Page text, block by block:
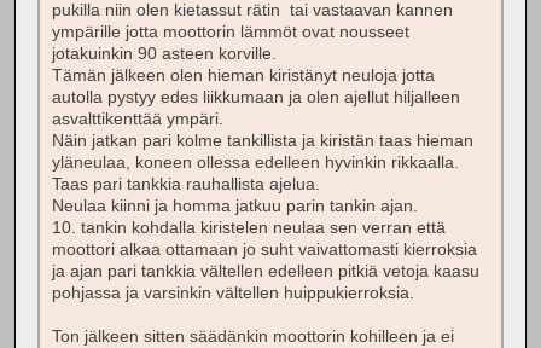
pukilla niin olen kietassut rätin tai vastaavan kannen
ympärille jotta moottorin lämmöt ovat nousseet
jotakuinkin 90 asteen korville.
Tämän jälkeen olen hieman kiristänyt neuloja jotta
autolla pystyy edes liikkumaan ja olen ajellut hiljalleen
asvalttikenttää ympäri.
Näin jatkan pari kolme tankillista ja kiristän taas hieman
yläneulaa, koneen ollessa edelleen hyvinkin rikkaalla.
Taas pari tankkia rauhallista ajelua.
Neulaa kiinni ja homma jatkuu parin tankin ajan.
10. tankin kohdalla kiristelen neulaa sen verran että
moottori alkaa ottamaan jo suht vaivattomasti kierroksia
ja ajan pari tankkia vältellen edelleen pitkiä vetoja kaasu
pohjassa ja varsinkin vältellen huippukierroksia.
Ton jälkeen sitten säädänkin moottorin kohilleen ja ei